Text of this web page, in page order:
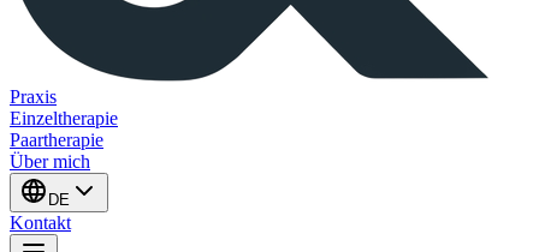
Praxis
Einzeltherapie
Paartherapie
Über mich
DE
Kontakt